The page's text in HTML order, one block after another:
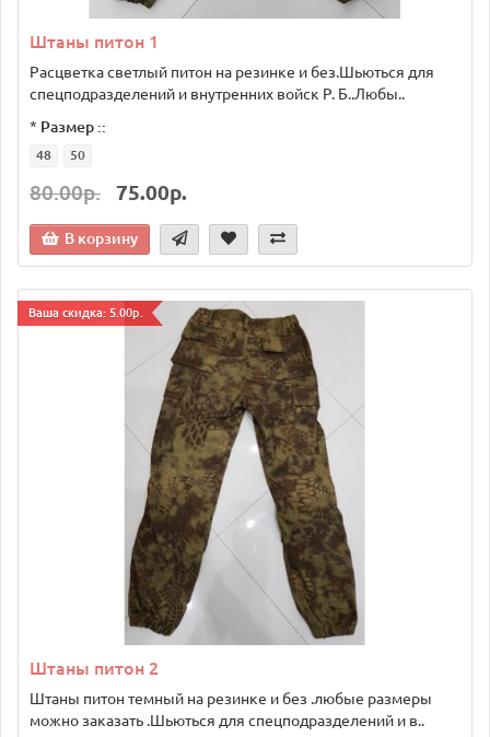
Штаны питон 1
Расцветка светлый питон на резинке и без.Шьються для
спецподразделений и внутренних войск Р. Б..Любы..
* Размер ::
48 50
80.00р. 75.00р.
В корзину
Ваша скидка: 5.00р.
Штаны питон 2
Штаны питон темный на резинке и без .любые размеры
можно заказать .Шьються для спецподразделений и в..